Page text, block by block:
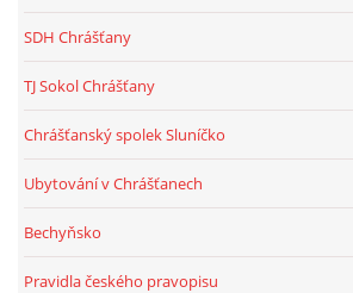
SDH Chrášťany
TJ Sokol Chrášťany
Chrášťanský spolek Sluníčko
Ubytování v Chrášťanech
Bechyňsko
Pravidla českého pravopisu